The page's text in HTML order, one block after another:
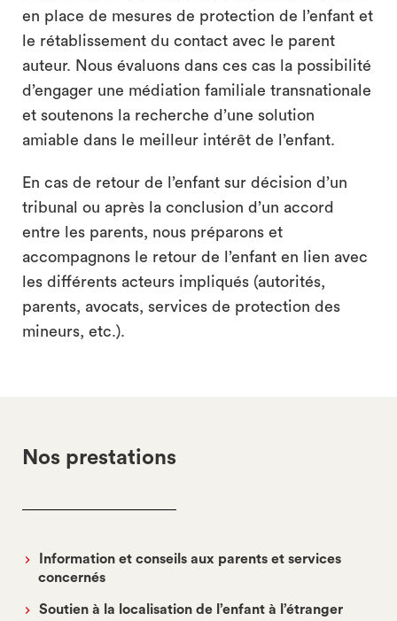
en place de mesures de protection de l’enfant et
le rétablissement du contact avec le parent
auteur. Nous évaluons dans ces cas la possibilité
d’engager une médiation familiale transnationale
et soutenons la recherche d’une solution
amiable dans le meilleur intérêt de l’enfant.
En cas de retour de l’enfant sur décision d’un
tribunal ou après la conclusion d’un accord
entre les parents, nous préparons et
accompagnons le retour de l’enfant en lien avec
les différents acteurs impliqués (autorités,
parents, avocats, services de protection des
mineurs, etc.).
Nos prestations
Information et conseils aux parents et services
concernés
Soutien à la localisation de l’enfant à l’étranger